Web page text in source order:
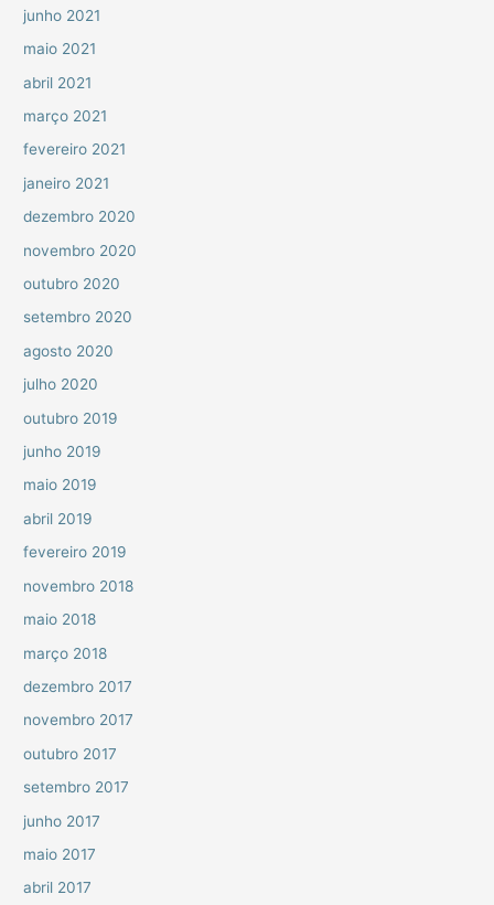
junho 2021
maio 2021
abril 2021
março 2021
fevereiro 2021
janeiro 2021
dezembro 2020
novembro 2020
outubro 2020
setembro 2020
agosto 2020
julho 2020
outubro 2019
junho 2019
maio 2019
abril 2019
fevereiro 2019
novembro 2018
maio 2018
março 2018
dezembro 2017
novembro 2017
outubro 2017
setembro 2017
junho 2017
maio 2017
abril 2017